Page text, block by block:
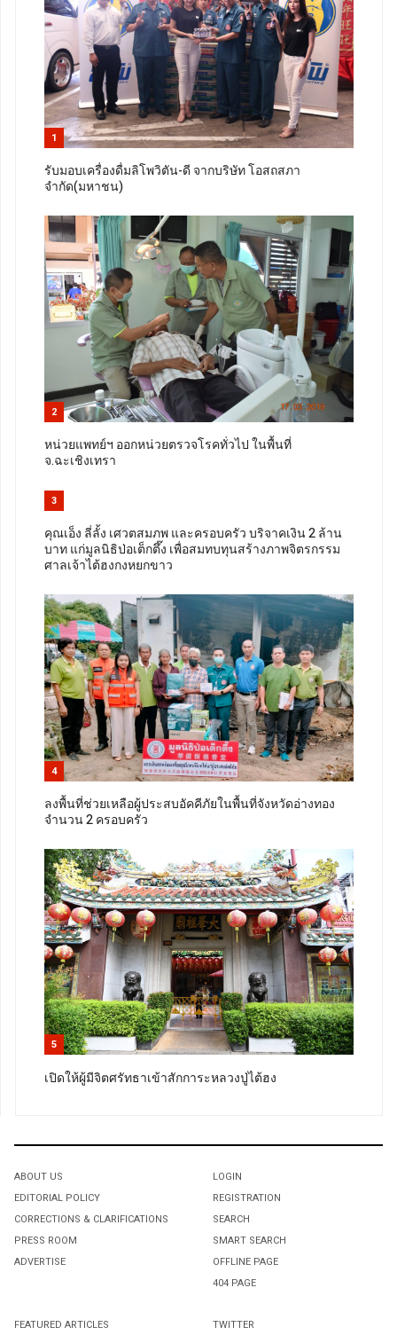
1
รับมอบเครื่องดื่มลิโพวิตัน-ดี จากบริษัท โอสถสภา
จำกัด(มหาชน)
2
หน่วยแพทย์ฯ ออกหน่วยตรวจโรคทั่วไป ในพื้นที่
จ.ฉะเชิงเทรา
3
คุณเอ็ง ลี่ลั้ง เศวตสมภพ และครอบครัว บริจาคเงิน 2 ล้าน
บาท แก่มูลนิธิป่อเต็กตึ๊ง เพื่อสมทบทุนสร้างภาพจิตรกรรม
ศาลเจ้าไต้ฮงกงหยกขาว
4
ลงพื้นที่ช่วยเหลือผู้ประสบอัคคีภัยในพื้นที่จังหวัดอ่างทอง
จำนวน 2 ครอบครัว
5
เปิดให้ผู้มีจิตศรัทธาเข้าสักการะหลวงปู่ไต้ฮง
ABOUT US
EDITORIAL POLICY
CORRECTIONS & CLARIFICATIONS
PRESS ROOM
ADVERTISE
LOGIN
REGISTRATION
SEARCH
SMART SEARCH
OFFLINE PAGE
404 PAGE
FEATURED ARTICLES TWITTER